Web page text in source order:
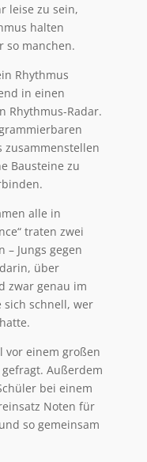
leise zu sein,
halten
so manchen.
Rhythmus
in einen
Rhythmus-Radar.
zusammenstellen
Bausteine zu
alle in
traten zwei
– Jungs gegen
über
zwar genau im
sich schnell, wer
vor einem großen
Außerdem
bei einem
Noten für
so gemeinsam